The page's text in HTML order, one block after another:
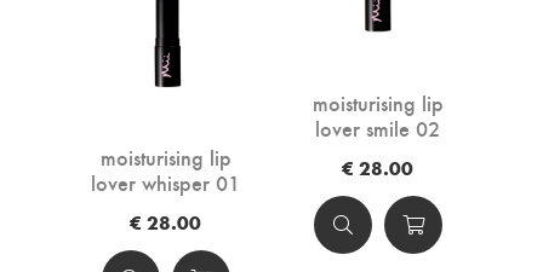
moisturising lip
lover smile 02
€ 28.00
moisturising lip
lover whisper 01
€ 28.00